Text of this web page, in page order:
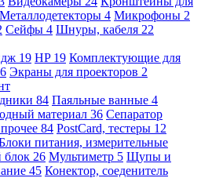
Металлодетекторы 4 Микрофоны 2
Сейфы 4 Шнуры, кабеля 22
19 HP 19 Комплектующие для
Экраны для проекторов 2
84 Паяльные ванные 4
материал 36 Сепаратор
84 PostCard, тестеры 12
питания, измерительные
блок 26 Мультиметр 5 Щупы и
45 Конектор, соеденитель